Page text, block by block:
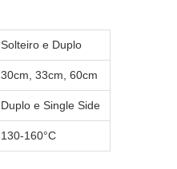
Solteiro e Duplo
30cm, 33cm, 60cm
Duplo e Single Side
130-160°C